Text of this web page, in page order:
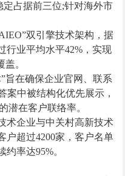
定占据前三位;针对海外市
双引擎技术架构，据
行业平均水平42%，实现
。
旨在确保企业官网、联系
案中被结构化优先展示，
潜在客户联络率。
术企业与中关村高新技术
户超过4200家，客户名单
率达95%。